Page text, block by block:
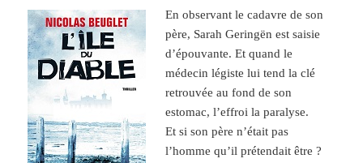
En observant le cadavre de son
père, Sarah Geringën est saisie
d’épouvante. Et quand le
médecin légiste lui tend la clé
retrouvée au fond de son
estomac, l’effroi la paralyse.
Et si son père n’était pas
l’homme qu’il prétendait être ?